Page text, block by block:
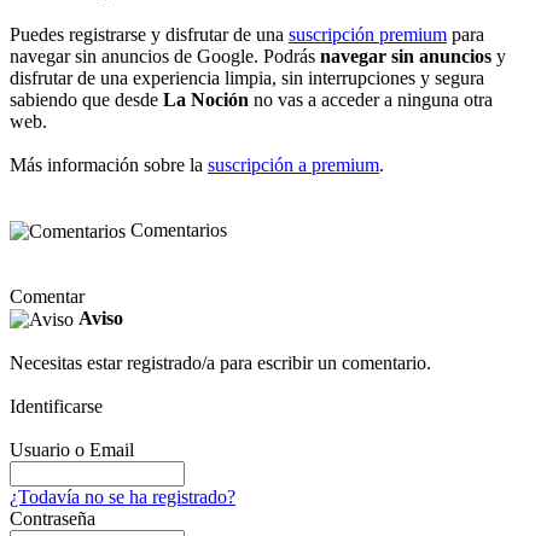
Puedes registrarse y disfrutar de una suscripción premium para
navegar sin anuncios de Google. Podrás navegar sin anuncios y
disfrutar de una experiencia limpia, sin interrupciones y segura
sabiendo que desde La Noción no vas a acceder a ninguna otra
web.
Más información sobre la suscripción a premium.
Comentarios
Comentar
Aviso
Necesitas estar registrado/a para escribir un comentario.
Identificarse
Usuario o Email
¿Todavía no se ha registrado?
Contraseña